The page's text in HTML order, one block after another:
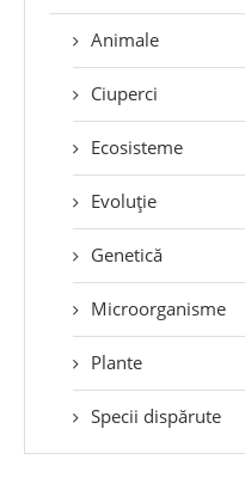
Animale
Ciuperci
Ecosisteme
Evoluție
Genetică
Microorganisme
Plante
Specii dispărute